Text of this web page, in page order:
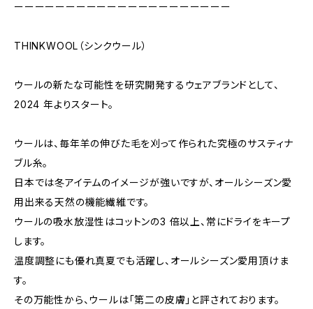
ーーーーーーーーーーーーーーーーーーーーー
THINKWOOL（シンクウール）
ウールの新たな可能性を研究開発するウェアブランドとして、
2024 年よりスタート。
ウールは、毎年羊の伸びた毛を刈って作られた究極のサスティナ
ブル糸。
日本では冬アイテムのイメージが強いですが、オールシーズン愛
用出来る天然の機能繊維です。
ウールの吸水放湿性はコットンの3 倍以上、常にドライをキープ
します。
温度調整にも優れ真夏でも活躍し、オールシーズン愛用頂けま
す。
その万能性から、ウールは「第二の皮膚」と評されております。